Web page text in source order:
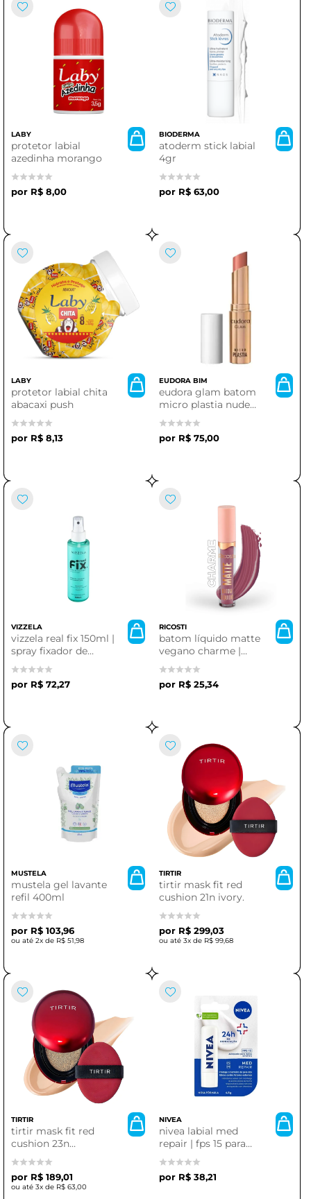
LABY
protetor labial
azedinha morango
R$ 8,00
BIODERMA
atoderm stick labial
4gr
R$ 63,00
LABY
protetor labial chita
abacaxi push
R$ 8,13
EUDORA BIM
eudora glam batom
micro plastia nude
rosado 3,3g
R$ 75,00
VIZZELA
vizzela real fix 150ml |
spray fixador de
maquiagem
R$ 72,27
RICOSTI
batom líquido matte
vegano charme |
ricosti
R$ 25,34
MUSTELA
mustela gel lavante
refil 400ml
R$ 103,96
2x de R$ 51,98
TIRTIR
tirtir mask fit red
cushion 21n ivory.
R$ 299,03
3x de R$ 99,68
TIRTIR
tirtir mask fit red
cushion 23n
sand(mini)
R$ 189,01
3x de R$ 63,00
NIVEA
nivea labial med
repair | fps 15 para
proteção e
hidratação
R$ 38,21